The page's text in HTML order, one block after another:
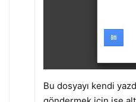
Bu dosyayı kendi